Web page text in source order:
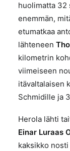
huolimatta 32
enemmän,
etumatkaa
lähteneen
kilometrin
viimeiseen
itävaltalaisen
Schmidille ja
Herola lähti
Einar Luraas
kaksikko